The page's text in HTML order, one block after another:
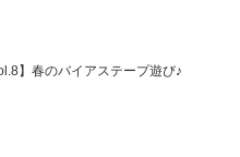
】春のバイアステープ遊び♪